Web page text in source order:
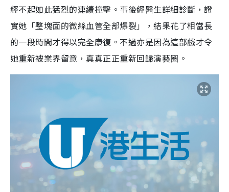
經不起如此猛烈的連續撞擊。事後經醫生詳細診斷，證
實她「整塊面的微絲血管全部爆裂」，結果花了相當長
的一段時間才得以完全康復。不過亦是因為這部戲才令
她重新被業界留意，真真正正重新回歸演藝圈。